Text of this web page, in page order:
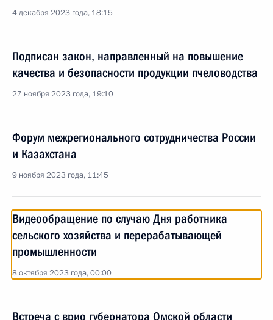
4 декабря 2023 года, 18:15
Подписан закон, направленный на повышение
качества и безопасности продукции пчеловодства
27 ноября 2023 года, 19:10
Форум межрегионального сотрудничества России
и Казахстана
9 ноября 2023 года, 11:45
Видеообращение по случаю Дня работника
сельского хозяйства и перерабатывающей
промышленности
8 октября 2023 года, 00:00
Встреча с врио губернатора Омской области